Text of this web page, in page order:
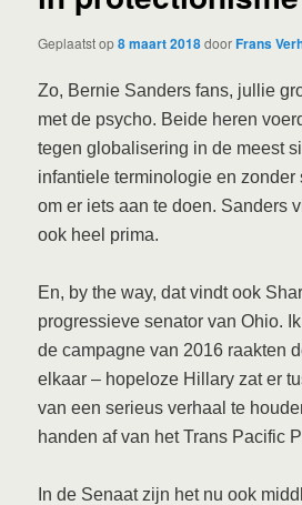
Geplaatst op8 maart 2018doorFrans
Zo, Bernie Sanders fans, jullie
met de psycho. Beide heren
tegen globalisering in de meest
infantiele terminologie en zonder
om er iets aan te doen. Sanders
ook heel prima.
En, by the way, dat vindt ook
progressieve senator van Ohio.
de campagne van 2016 raakten
elkaar – hopeloze Hillary zat er
van een serieus verhaal te
handen af van het Trans Pacific
In de Senaat zijn het nu ook